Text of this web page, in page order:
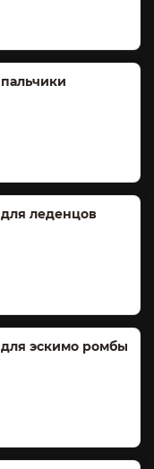
леденцов
эскимо ромбы